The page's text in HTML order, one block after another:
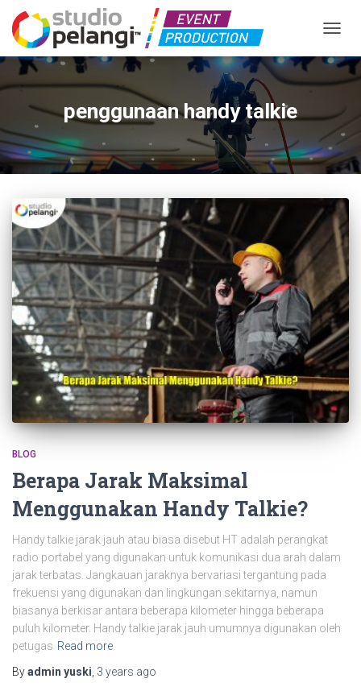
penggunaan handy talkie
BLOG
Berapa Jarak Maksimal
Menggunakan Handy Talkie?
Handy talkie jarak jauh atau biasa disebut HT adalah perangkat
radio portabel yang digunakan untuk komunikasi dua arah dalam
jarak terbatas. Jangkauan jaraknya bervariasi tergantung pada
frekuensi yang digunakan dan lingkungan sekitarnya, namun
biasanya berkisar antara beberapa kilometer hingga beberapa
puluh kilometer. Handy talkie jarak jauh umumnya digunakan oleh
petugas Read more
Byadmin yuski 3 years ago